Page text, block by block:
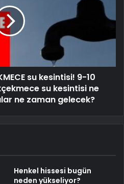
su kesintisi! 9-10
su kesintisi ne
ne zaman gelecek?
Henkel hissesi bugün
neden yükseliyor?